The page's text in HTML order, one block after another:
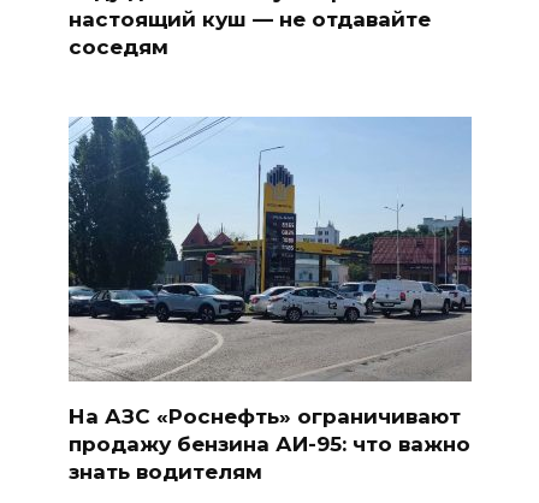
настоящий куш — не отдавайте
соседям
На АЗС «Роснефть» ограничивают
продажу бензина АИ-95: что важно
знать водителям